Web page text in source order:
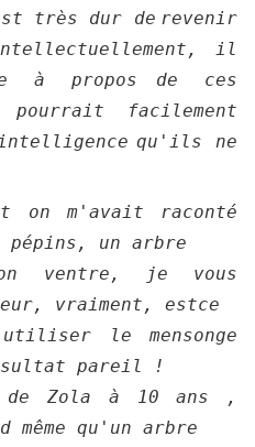
très dur de revenir
il
à propos
de ces
pourrait facilement
qu'ils ne
on m'avait raconté
un arbre
ventre, je vous
vraiment, estce
le mensonge
pareil !
Zola à 10 ans ,
même qu'un arbre